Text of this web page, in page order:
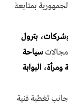
بمتابعة
، بترول
سياحة
، البوابة
جانب تغطية فنية